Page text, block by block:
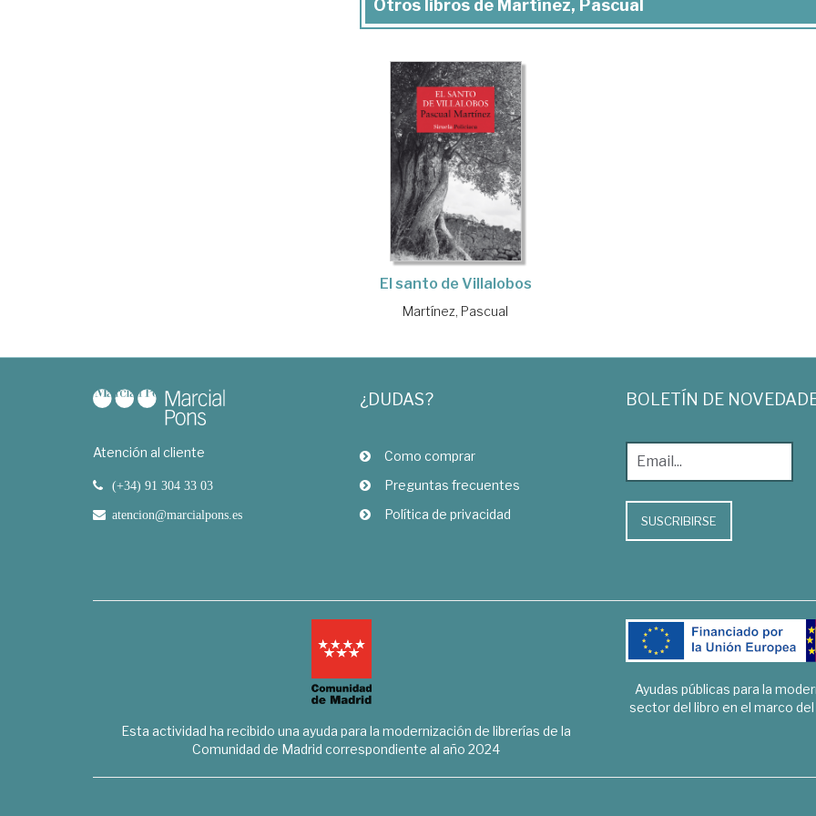
Otros libros de Martínez, Pascual
El santo de Villalobos
Martínez, Pascual
Atención al cliente
(+34) 91 304 33 03
atencion@marcialpons.es
¿DUDAS?
Como comprar
Preguntas frecuentes
Política de privacidad
BOLETÍN DE
SUSCRIBIRSE
Esta actividad ha recibido una ayuda para la modernización de librerías de la
Comunidad de Madrid correspondiente al año 2024
Ayudas públicas para la
sector del libro en el marco